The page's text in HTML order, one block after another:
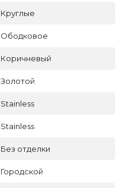
Круглые
Ободковое
Коричневый
Золотой
Stainless
Stainless
Без отделки
Городской